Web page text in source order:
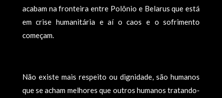
acabam na fronteira entre Polônio e Belarus que está
em crise humanitária e aí o caos e o sofrimento
começam.
Não existe mais respeito ou dignidade, são humanos
que se acham melhores que outros humanos tratando-